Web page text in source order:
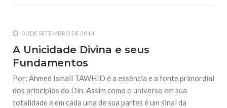
30 DE SETEMBRO DE 2014
A Unicidade Divina e seus
Fundamentos
Por: Ahmed Ismail TAWHID é a essência e a fonte primordial
dos princípios do Dín. Assim como o universo em sua
totalidade e em cada uma de sua partes é um sinal da